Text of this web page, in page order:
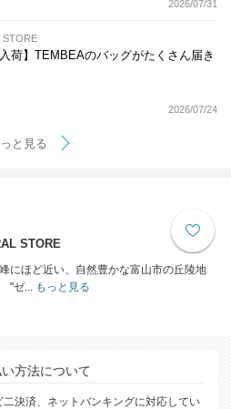
2026/07/31
STORE
入荷】TEMBEAのバッグがたくさん届き
2026/07/24
と見る
STORE
にほど近い、自然豊かな富山市の丘陵地
"ゼ...もっと見る
方法について
決済、ネットバンキングに対応してい